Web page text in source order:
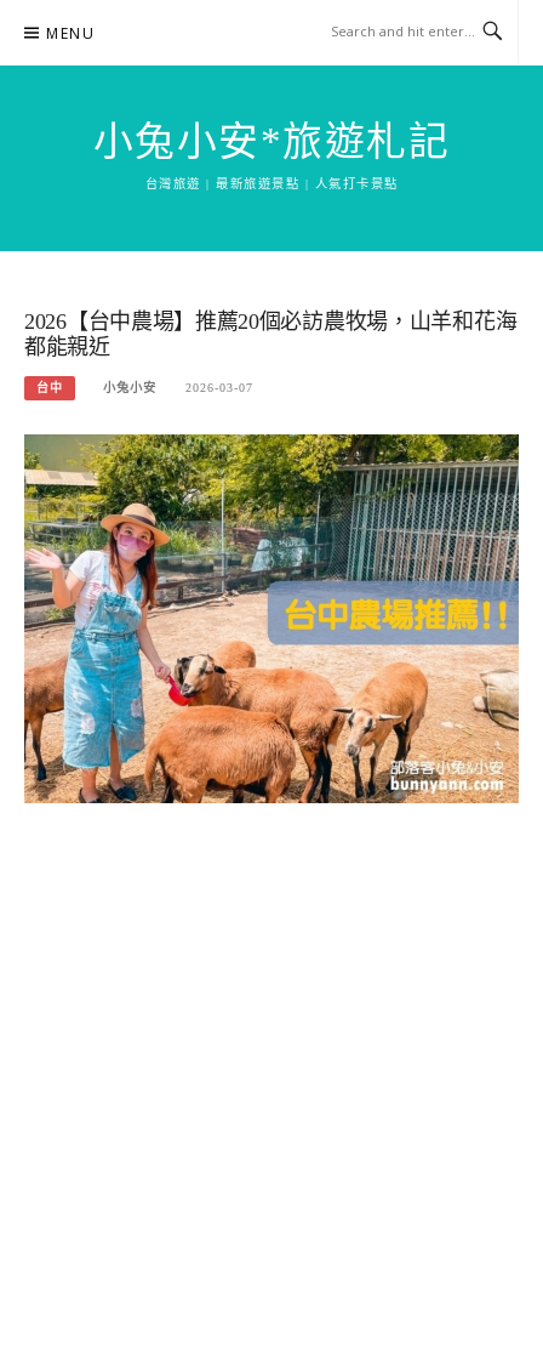
content
MENU
小兔小安*旅遊札記
台灣旅遊 | 最新旅遊景點 | 人氣打卡景點
2026【台中農場】推薦20個必訪農牧場，山羊和花海
都能親近
台中 小兔小安 2026-03-07